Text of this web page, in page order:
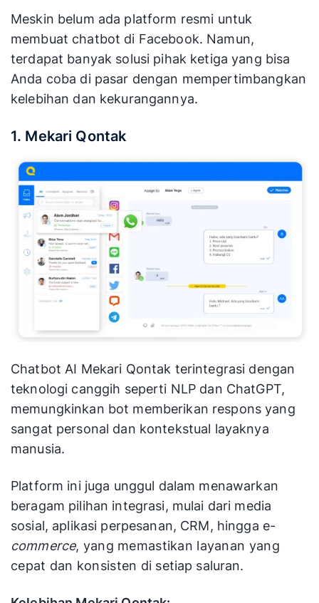
ditingkatkan.
Meskin belum ada platform resmi untuk
membuat chatbot di Facebook. Namun,
terdapat banyak solusi pihak ketiga yang bisa
Anda coba di pasar dengan mempertimbangkan
kelebihan dan kekurangannya.
1. Mekari Qontak
Chatbot AI Mekari Qontak terintegrasi dengan
teknologi canggih seperti NLP dan ChatGPT,
memungkinkan bot memberikan respons yang
sangat personal dan kontekstual layaknya
manusia.
Platform ini juga unggul dalam menawarkan
beragam pilihan integrasi, mulai dari media
sosial, aplikasi perpesanan, CRM, hingga e-
commerce, yang memastikan layanan yang
cepat dan konsisten di setiap saluran.